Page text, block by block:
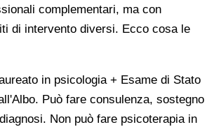
complementari, ma con
di intervento diversi. Ecco cosa le
in psicologia + Esame di Stato
Può fare consulenza, sostegno
Non può fare psicoterapia in